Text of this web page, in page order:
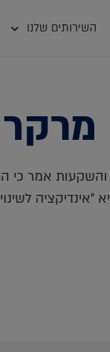
השירותים שלנו
מרקר
והשקעות אמר
לדולר, היא